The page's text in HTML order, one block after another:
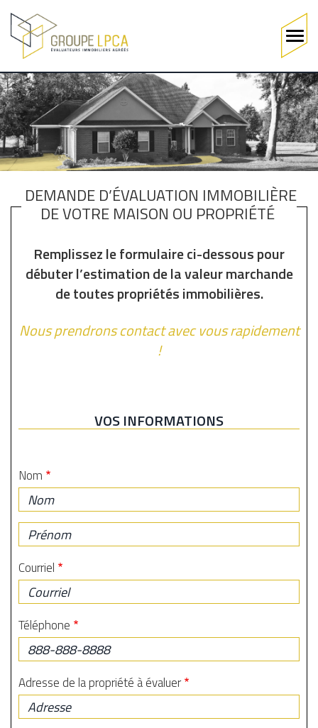
Aller
au
contenu
principal
Main
navigation
DEMANDE D’ÉVALUATION IMMOBILIÈRE
DE VOTRE MAISON OU PROPRIÉTÉ
Remplissez le formulaire ci-dessous pour
débuter l’estimation de la valeur marchande
de toutes propriétés immobilières.
Nous prendrons contact avec vous rapidement
!
VOS INFORMATIONS
Nom
Nom
Prénom
Courriel
Téléphone
Adresse de la propriété à évaluer
Adresse